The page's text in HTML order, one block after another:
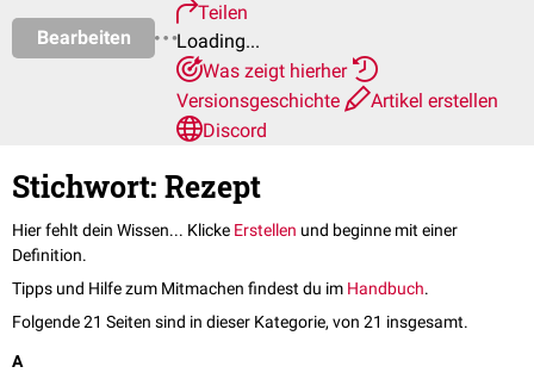
Bearbeiten
Teilen
Loading...
Was zeigt hierher
Versionsgeschichte
Artikel erstellen
Discord
Stichwort: Rezept
Hier fehlt dein Wissen... Klicke Erstellen und beginne mit einer
Definition.
Tipps und Hilfe zum Mitmachen findest du im Handbuch.
Folgende 21 Seiten sind in dieser Kategorie, von 21 insgesamt.
A